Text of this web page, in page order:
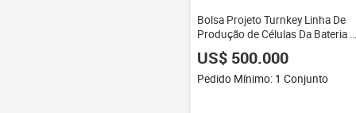
Bolsa Projeto Turnkey Linha De
Produção de Células Da Bateria
Telefone Móvel Que Faz A
Máquina
US$ 500.000
Pedido Mínimo: 1 Conjunto